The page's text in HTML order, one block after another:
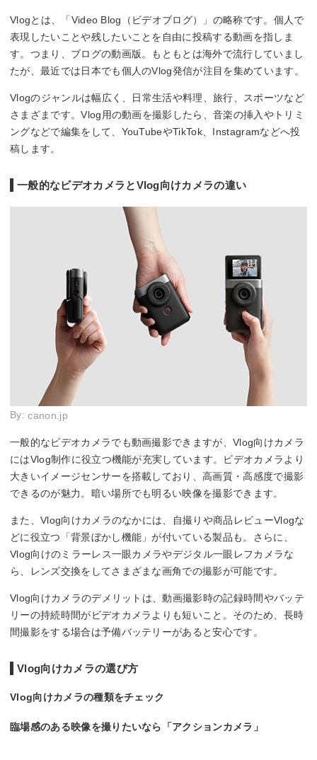
Vlogとは、「Video Blog（ビデオブログ）」の略称です。個人で
表現したいことや残したいことを自由に投稿する動画を指しま
す。つまり、ブログの動画版。もともとは海外で流行していまし
たが、最近では日本でも個人のVlog発信が注目を集めています。
Vlogのジャンルは幅広く、日常生活や料理、旅行、スポーツなど
さまざまです。Vlog用の動画を撮影したら、音楽の挿入やトリミ
ングなどで編集をして、YouTubeやTikTok、Instagramなどへ投
稿します。
一般的なビデオカメラとVlog向けカメラの違い
By:canon.jp
一般的なビデオカメラでも動画撮影できますが、Vlog向けカメラ
にはVlog制作に役立つ機能が充実しています。ビデオカメラより
大きいイメージセンサーを搭載しており、高画質・高感度で撮影
できるのが魅力。暗い場所でも明るい映像を撮影できます。
また、Vlog向けカメラのなかには、自撮りや商品レビューVlogな
どに役立つ「背景ぼかし機能」が付いている製品も。さらに、
Vlog向けのミラーレス一眼カメラやデジタル一眼レフカメラな
ら、レンズ交換をしてさまざまな画角での撮影が可能です。
Vlog向けカメラのデメリットは、動画撮影時の記録時間やバッテ
リーの持続時間がビデオカメラよりも短いこと。そのため、長時
間撮影をする場合は予備バッテリーがあると安心です。
Vlog向けカメラの選び方
Vlog向けカメラの種類をチェック
臨場感のある映像を撮りたいなら「アクションカメラ」